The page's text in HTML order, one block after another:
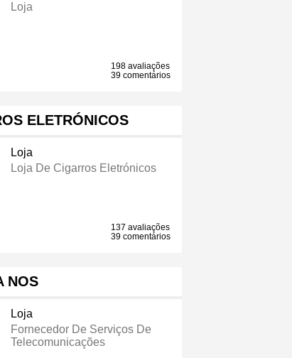
Loja
198 avaliações
39 comentários
ELETRÓNICOS
Loja
Loja De Cigarros Eletrónicos
137 avaliações
39 comentários
NOS
Loja
Fornecedor De Serviços De
Telecomunicações